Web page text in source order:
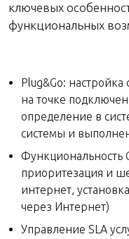
ключевых
функциональных
Plug&Go:
на точке
определение в
системы и
Функциональность
приоритезация и
интернет,
через Интернет)
Управление SLA